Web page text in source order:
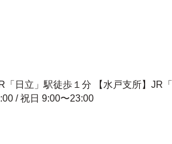
「日立」駅徒歩１分 【水戸支所】
/ 祝日 9:00〜23:00